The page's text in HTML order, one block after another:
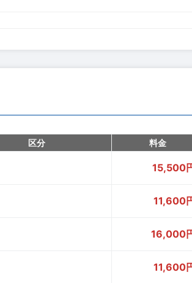
区分 料金
15,500
11,600
16,000
11,600